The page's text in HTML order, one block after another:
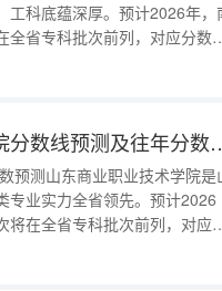
工科底蕴深厚。预计2026年，
全省专科批次前列，对应分数
王牌专业，分数通常会比投
2026年山东商业
预测山东商业职业技术学院是
专业实力全省领先。预计2026
将在全省专科批次前列，对应
430-445分。其市场营销、